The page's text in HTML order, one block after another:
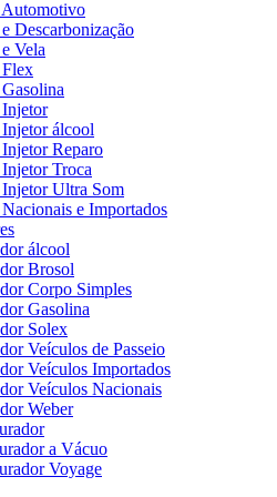
Descarbonização
Vela
álcool
Reparo
Troca
Ultra Som
e Importados
álcool
Brosol
Corpo Simples
Gasolina
Solex
Veículos de Passeio
Veículos Importados
Veículos Nacionais
Weber
a Vácuo
Voyage